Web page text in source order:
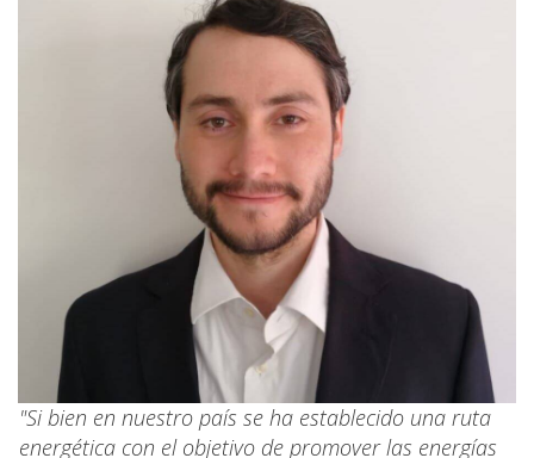
"Si bien en nuestro país se ha establecido una ruta
energética con el objetivo de promover las energías